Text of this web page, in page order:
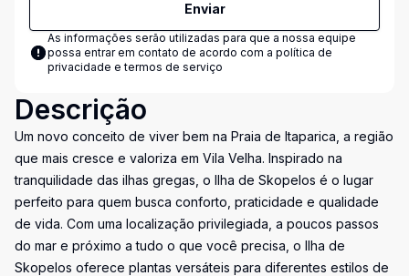
Enviar
As informações serão utilizadas para que a nossa equipe
possa entrar em contato de acordo com a política de
privacidade e termos de serviço
Descrição
Um novo conceito de viver bem na Praia de Itaparica, a região
que mais cresce e valoriza em Vila Velha. Inspirado na
tranquilidade das ilhas gregas, o Ilha de Skopelos é o lugar
perfeito para quem busca conforto, praticidade e qualidade
de vida. Com uma localização privilegiada, a poucos passos
do mar e próximo a tudo o que você precisa, o Ilha de
Skopelos oferece plantas versáteis para diferentes estilos de